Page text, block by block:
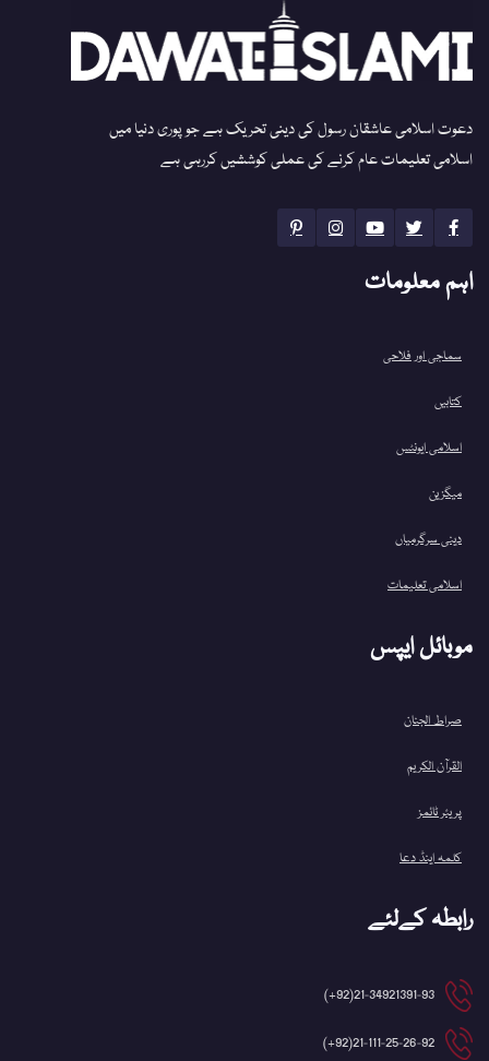
دعوت اسلامی عاشقان رسول کی دینی تحریک ہے جو پوری دنیا میں
اسلامی تعلیمات عام کرنے کی عملی کوششیں کررہی ہے
اہم معلومات
سماجی اور فلاحی
کتابیں
اسلامی ایونٹس
میگزین
دینی سرگرمیاں
اسلامی تعلیمات
موبائل ایپس
صراط الجنان
القرآن الکریم
پریئر ٹائمز
کلمہ اینڈ دعا
رابطہ کےلئے
21-34921391-93(92+)
21-111-25-26-92(92+)